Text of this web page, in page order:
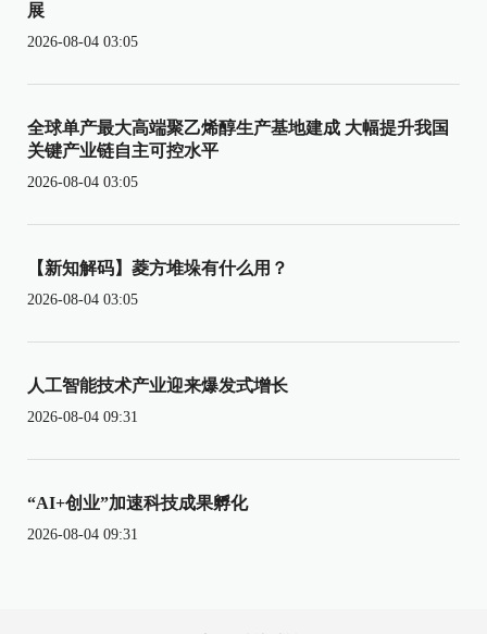
展
2026-08-04 03:05
全球单产最大高端聚乙烯醇生产基地建成 大幅提升我国
关键产业链自主可控水平
2026-08-04 03:05
【新知解码】菱方堆垛有什么用？
2026-08-04 03:05
人工智能技术产业迎来爆发式增长
2026-08-04 09:31
“AI+创业”加速科技成果孵化
2026-08-04 09:31